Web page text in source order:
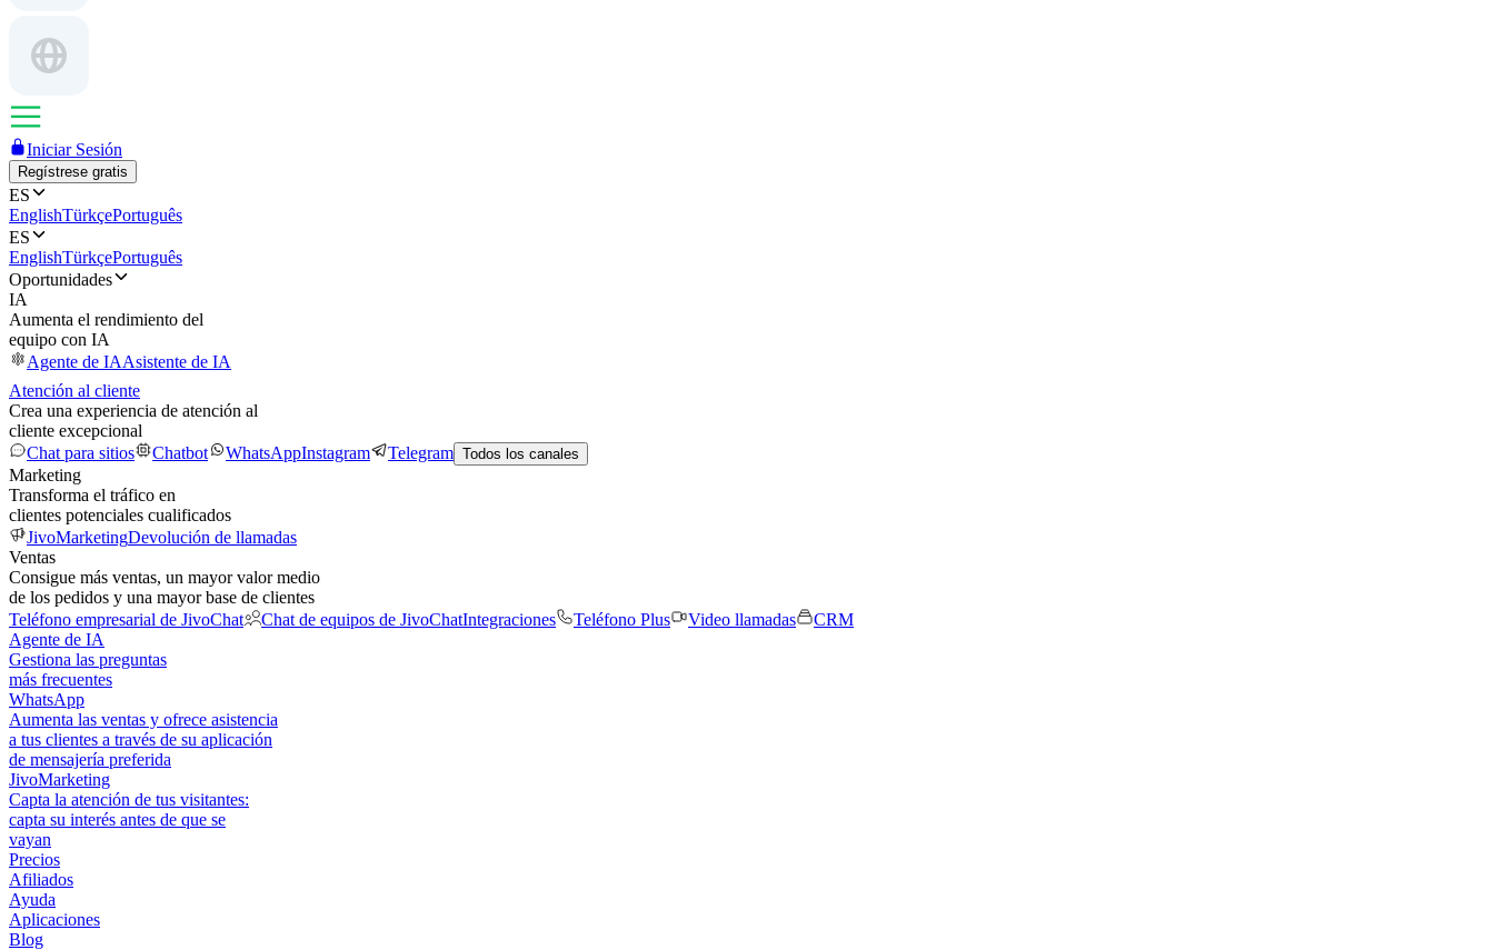
Iniciar Sesión
Regístrese gratis
ES
EnglishTürkçePortuguês
ES
EnglishTürkçePortuguês
Oportunidades
IA
Aumenta el rendimiento del
equipo con IA
Agente de IAAsistente de IA
Atención al cliente
Crea una experiencia de atención al
cliente excepcional
Chat para sitios
Chatbot WhatsAppInstagram Telegram Todos los canales
Marketing
Transforma el tráfico en
clientes potenciales cualificados
JivoMarketingDevolución de llamadas
Ventas
Consigue más ventas, un mayor valor medio
de los pedidos y una mayor base de clientes
Teléfono empresarial de JivoChat
Chat de equipos de JivoChatIntegraciones Teléfono Plus Video llamadas
CRM
Agente de IA
Gestiona las preguntas
más frecuentes
WhatsApp
Aumenta las ventas y ofrece asistencia
a tus clientes a través de su aplicación
de mensajería preferida
JivoMarketing
Capta la atención de tus visitantes:
capta su interés antes de que se
vayan
Precios
Afiliados
Ayuda
Aplicaciones
Blog